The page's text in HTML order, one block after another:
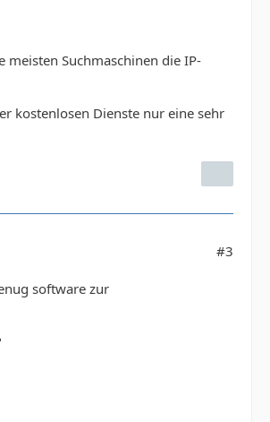
meisten Suchmaschinen die IP-
kostenlosen Dienste nur eine sehr
#3
software zur